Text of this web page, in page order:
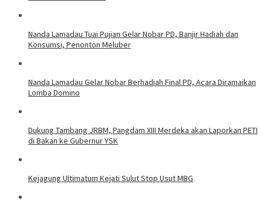
Nanda Lamadau Tuai Pujian Gelar Nobar PD, Banjir Hadiah dan
Konsumsi, Penonton Meluber
Nanda Lamadau Gelar Nobar Berhadiah Final PD, Acara Diramaikan
Lomba Domino
Dukung Tambang JRBM, Pangdam XIII Merdeka akan Laporkan PETI
di Bakan ke Gubernur YSK
Kejagung Ultimatum Kejati Sulut Stop Usut MBG